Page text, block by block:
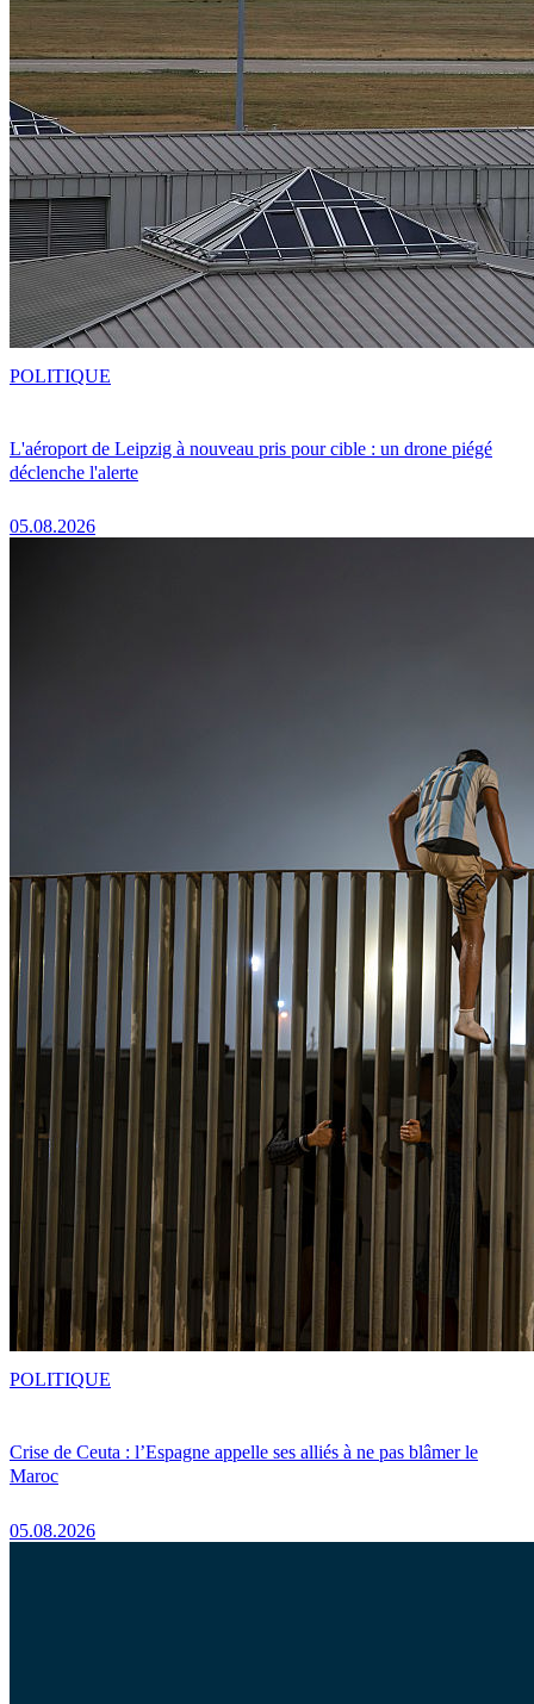
L'aéroport de Leipzig à nouveau pris pour cible : un drone piégé
déclenche l'alerte
05.08.2026
POLITIQUE
Crise de Ceuta : l’Espagne appelle ses alliés à ne pas blâmer le
Maroc
05.08.2026
POLITIQUE